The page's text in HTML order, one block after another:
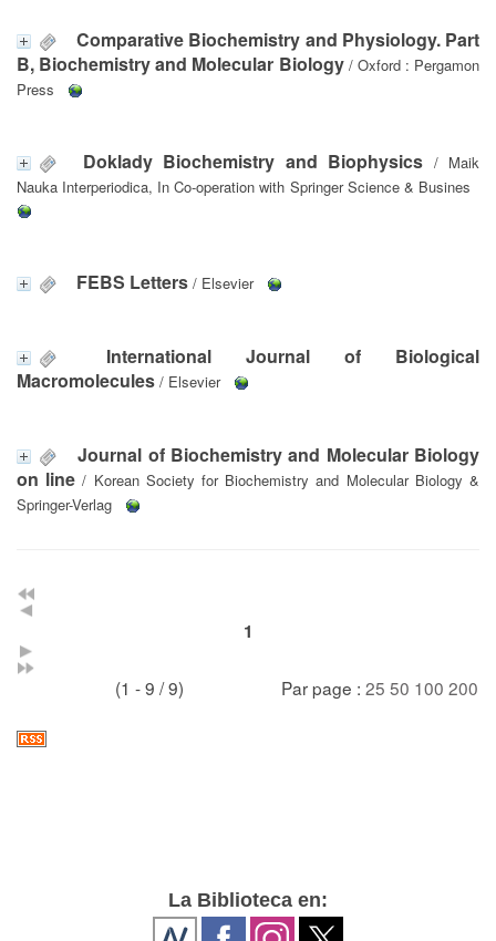
Comparative Biochemistry and Physiology. Part
B, Biochemistry and Molecular Biology/ Oxford : Pergamon
Press
Doklady Biochemistry and Biophysics / Maik
Nauka Interperiodica, In Co-operation with Springer Science & Busines
FEBS Letters / Elsevier
International Journal of Biological
Macromolecules / Elsevier
Journal of Biochemistry and Molecular Biology
on line / Korean Society for Biochemistry and Molecular Biology &
Springer-Verlag
1
(1 - 9 / 9) Par page : 25 50 100 200
La Biblioteca en: